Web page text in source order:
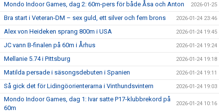
Mondo Indoor Games, dag 2: 60m-pers för både Åsa och Anton 2026-01-25
Bra start i Veteran-DM – sex guld, ett silver och fem brons 2026-01-24 23:46
Alex von Heideken sprang 800m i USA 2026-01-24 19:45
JC vann B-finalen på 60m i Århus 2026-01-24 19:24
Mellanie 5.74 i Pittsburg 2026-01-24 19:18
Matilda persade i säsongsdebuten i Spanien 2026-01-24 19:11
Så gick det för Lidingöorienterarna i Vinthundsvintern 2026-01-24 19:03
Mondo Indoor Games, dag 1: Ivar satte P17-klubbrekord på
60m
2026-01-24 10:16